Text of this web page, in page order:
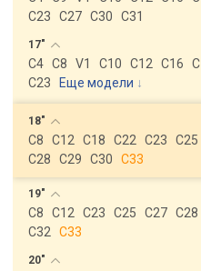
C23
C27 C30 C31
17"
C4 C8 V1 C10 C12 C16
C23
Еще модели ↓
18"
C8 C12 C18 C22 C23 C25
C28
C29 C30 C33
19"
C8 C12 C23 C25 C27 C28
C32
C33
20"